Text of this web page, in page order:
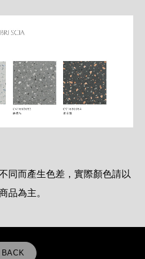
同而產生色差，實際顏色請以
品為主。
BACK